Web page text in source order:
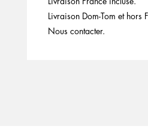
Livraison Dom-Tom et hors
Nous contacter.